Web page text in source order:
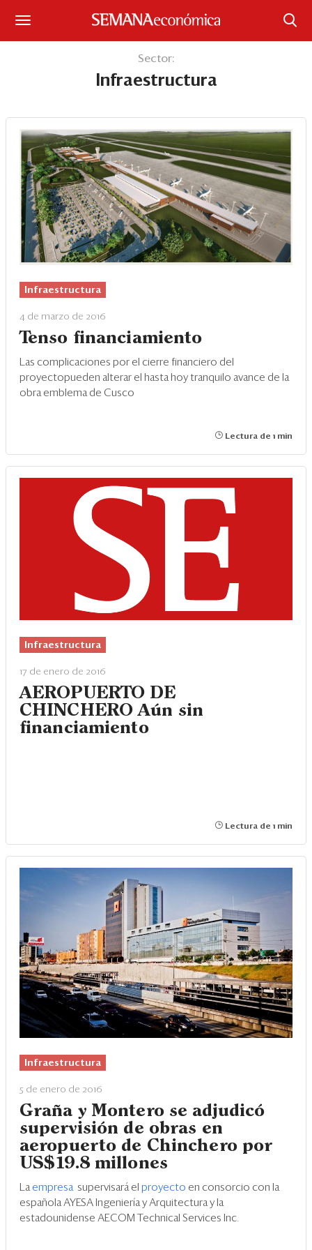
Iniciar sesión
Portada
¿Qué está pasando?
Sectores y Empresas
Management
Economía y Finanzas
Legal y Política
Eventos
Blogs
Ranking CEO
Sector:
Infraestructura
Infraestructura
4 de marzo de 2016
Tenso financiamiento
Las complicaciones por el cierre financiero del
proyectopueden alterar el hasta hoy tranquilo avance de la
obra emblema de Cusco
Lectura de 1 min
Infraestructura
17 de enero de 2016
AEROPUERTO DE
CHINCHERO Aún sin
financiamiento
Lectura de 1 min
Infraestructura
5 de enero de 2016
Graña y Montero se adjudicó
supervisión de obras en
aeropuerto de Chinchero por
US$19.8 millones
La empresa supervisará el proyecto en consorcio con la
española AYESA Ingeniería y Arquitectura y la
estadounidense AECOM Technical Services Inc.